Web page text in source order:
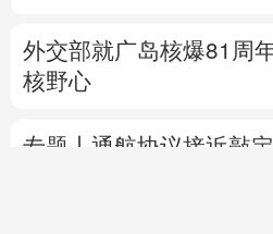
外交部就广岛核爆81周
核野心
专题丨 通航协议接近敲